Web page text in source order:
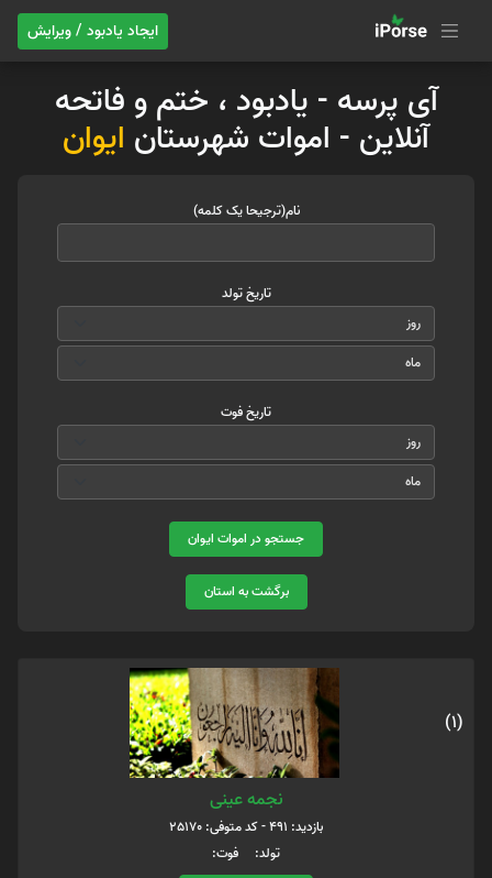
ایجاد یادبود / ویرایش
آی پرسه - یادبود ، ختم و فاتحه
آنلاین - اموات شهرستان ایوان
نام(ترجیحا یک کلمه)
تاریخ تولد
تاریخ فوت
جستجو در اموات ایوان
برگشت به استان
(1)
نجمه عینی
بازدید: 491 - کد متوفی: 25170
تولد: فوت: